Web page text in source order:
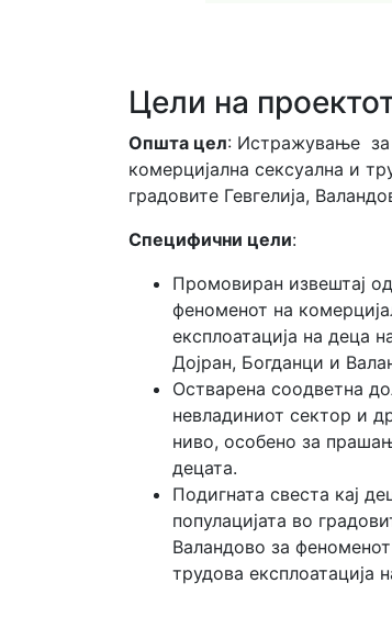
Цели на
Општа цел: Истражување за
комерцијална сексуална и
градовите Гевгелија,
Специфични цели:
Промовиран извештај
феноменот на
експлоатација на деца
Дојран, Богданци и
Остварена соодветна
невладиниот сектор и
ниво, особено за
децата.
Подигната свеста кај
популацијата во
Валандово за
трудова експлоатација